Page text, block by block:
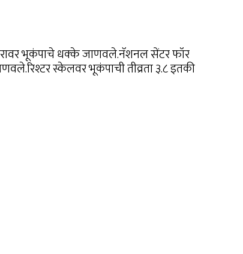
भूकंपाचे धक्के जाणवले.नॅशनल सेंटर फॉर
स्केलवर भूकंपाची तीव्रता ३.८ इतकी